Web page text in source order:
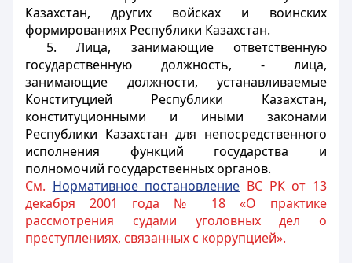
Казахстан, других войсках и воинских
формированиях Республики Казахстан.
5. Лица, занимающие ответственную
государственную должность, - лица,
занимающие должности, устанавливаемые
Конституцией Республики Казахстан,
конституционными и иными законами
Республики Казахстан для непосредственного
исполнения функций государства и
полномочий государственных органов.
См. Нормативное постановление ВС РК от 13
декабря 2001 года № 18 «О практике
рассмотрения судами уголовных дел о
преступлениях, связанных с коррупцией».